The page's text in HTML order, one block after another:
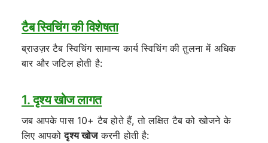
टैब स्विचिंग की विशेषता
ब्राउज़र टैब स्विचिंग सामान्य कार्य स्विचिंग की तुलना में अधिक
बार और जटिल होती है:
1. दृश्य खोज लागत
जब आपके पास 10+ टैब होते हैं, तो लक्षित टैब को खोजने के
लिए आपकोदृश्य खोजकरनी होती है: